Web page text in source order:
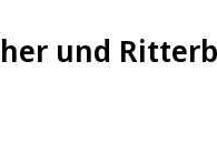
und